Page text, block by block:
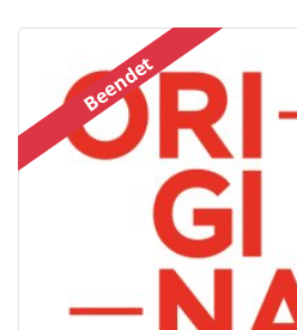
Beendet